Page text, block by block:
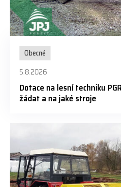
Obecné
5.8.2026
Dotace na lesní techniku
žádat a na jaké stroje